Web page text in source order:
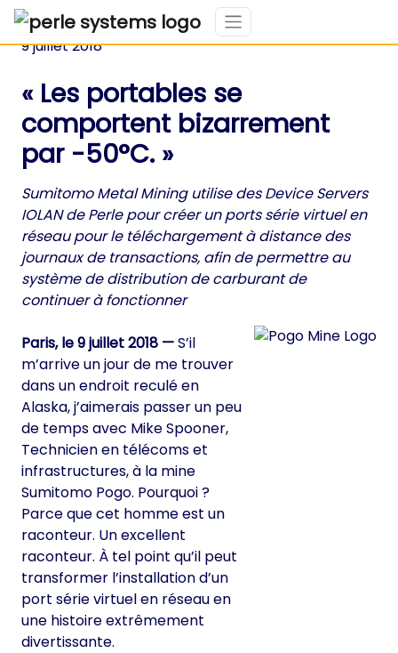
9 juillet 2018
« Les portables se
comportent bizarrement
par -50°C. »
Sumitomo Metal Mining utilise des Device Servers
IOLAN de Perle pour créer un ports série virtuel en
réseau pour le téléchargement à distance des
journaux de transactions, afin de permettre au
système de distribution de carburant de
continuer à fonctionner
Paris, le 9 juillet 2018 —S’il
m’arrive un jour de me trouver
dans un endroit reculé en
Alaska, j’aimerais passer un peu
de temps avec Mike Spooner,
Technicien en télécoms et
infrastructures, à la mine
Sumitomo Pogo. Pourquoi ?
Parce que cet homme est un
raconteur. Un excellent
raconteur. À tel point qu’il peut
transformer l’installation d’un
port série virtuel en réseau en
une histoire extrêmement
divertissante.